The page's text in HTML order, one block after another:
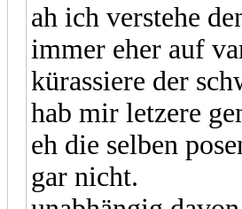
ah ich verstehe
immer eher auf
kürassiere der
hab mir letzere
eh die selben
gar nicht.